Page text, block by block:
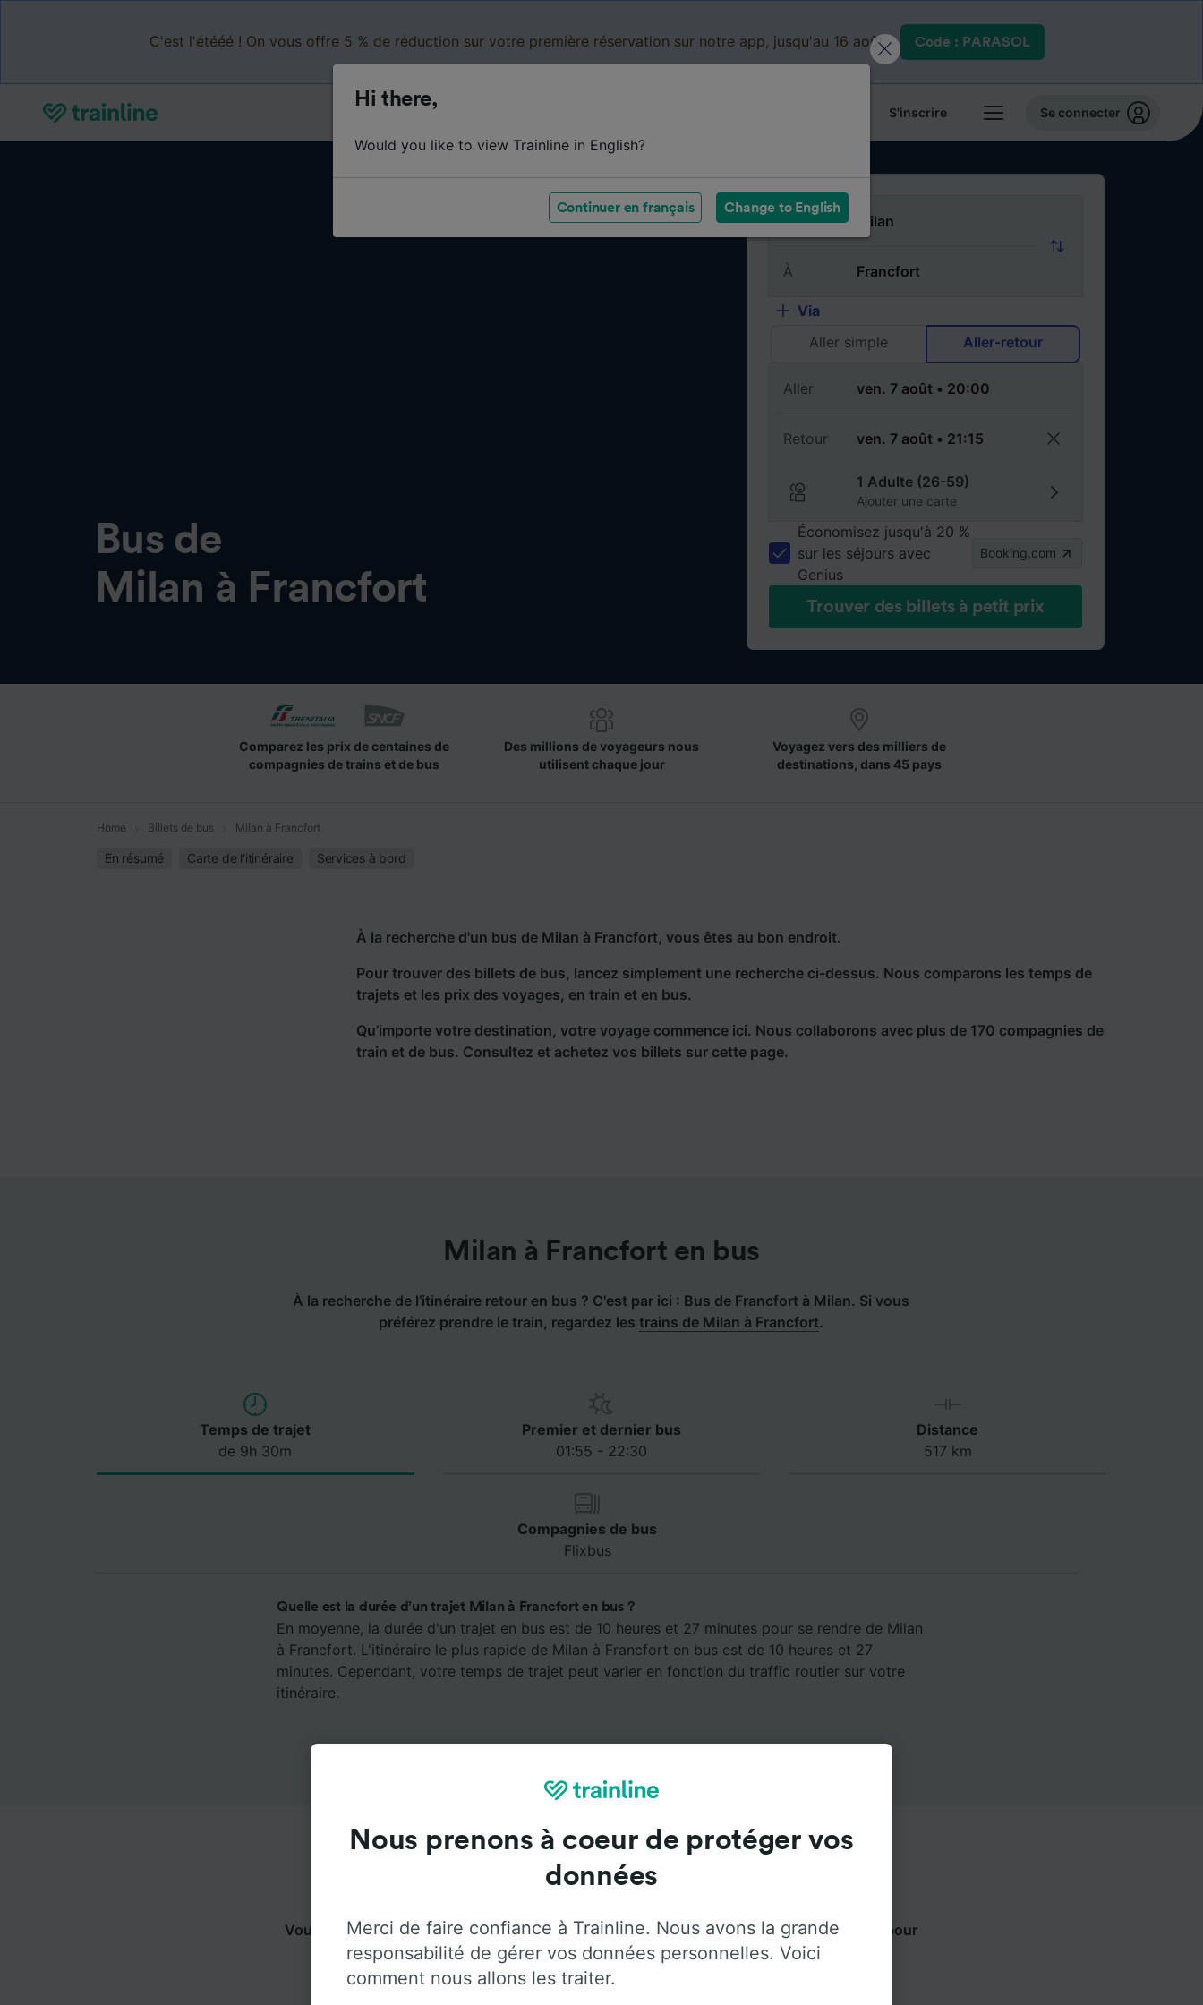
C'est l'étééé ! On vous offre 5 % de réduction sur votre première réservation sur notre app, jusqu'au 16 août. Code : PARASOL
S'inscrire Se connecter
Bus de
Milan à Francfort
De
À
Via
Aller simple
Aller-retour
Aller
Retour
1 Adulte (26-59)
Ajouter une carte
Économisez jusqu'à 20 %
sur les séjours avec
Genius
Booking.com
Trouver des billets à petit prix
Comparez les prix de centaines de
compagnies de trains et de bus
Des millions de voyageurs nous
utilisent chaque jour
Voyagez vers des milliers de
destinations, dans 45 pays
Home Billets de bus Milan à Francfort
En résumé Carte de l'itinéraire Services à bord
À la recherche d'un bus de Milan à Francfort, vous êtes au bon endroit.
Pour trouver des billets de bus, lancez simplement une recherche ci-dessus. Nous comparons les temps de
trajets et les prix des voyages, en train et en bus.
Qu’importe votre destination, votre voyage commence ici. Nous collaborons avec plus de 170 compagnies de
train et de bus. Consultez et achetez vos billets sur cette page.
Milan à Francfort en bus
À la recherche de l’itinéraire retour en bus ? C'est par ici : Bus de Francfort à Milan. Si vous
préférez prendre le train, regardez lestrains de Milan à Francfort.
Temps de trajet
de 9h 30m
Premier et dernier bus
01:55 - 22:30
Distance
517 km
Compagnies de bus
Flixbus
Quelle est la durée d’un trajet Milan à Francfort en bus ?
En moyenne, la durée d'un trajet en bus est de 10 heures et 27 minutes pour se rendre de Milan
à Francfort. L'itinéraire le plus rapide de Milan à Francfort en bus est de 10 heures et 27
minutes. Cependant, votre temps de trajet peut varier en fonction du traffic routier sur votre
itinéraire.
Services à bord
Vous pouvez voyager de Milan à Francfort avecFlixbus. Utilisez les onglets ci-dessous pour
plus d'informations sur les services à bord de chaque opérateur.
Hi there,
Would you like to view Trainline in English?
Continuer en français Change to English
Nous prenons à coeur de protéger vos
données
Merci de faire confiance à Trainline. Nous avons la grande
responsabilité de gérer vos données personnelles. Voici
comment nous allons les traiter.